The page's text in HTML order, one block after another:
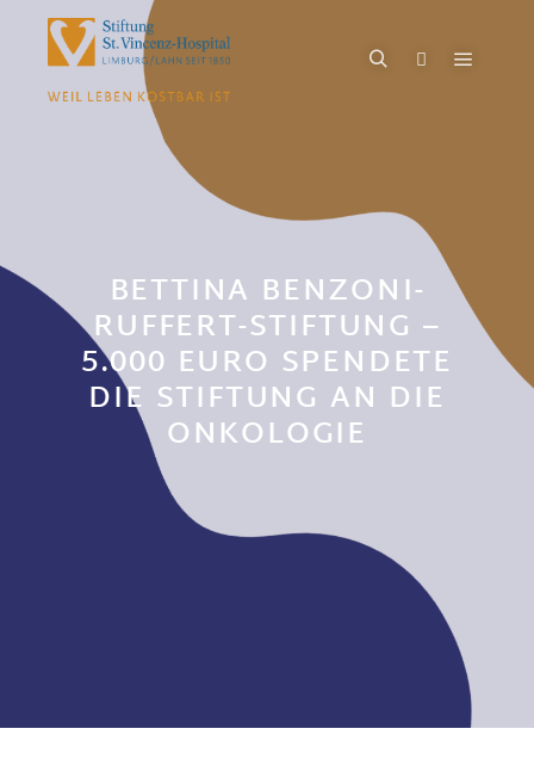
BETTINA BENZONI-
RUFFERT-STIFTUNG –
5.000 EURO SPENDETE
DIE STIFTUNG AN DIE
ONKOLOGIE